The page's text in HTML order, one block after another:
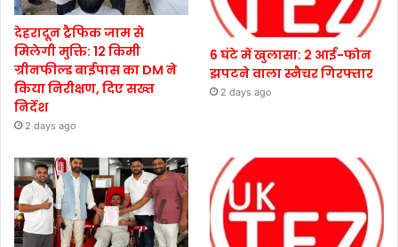
देहरादून ट्रैफिक जाम से
मिलेगी मुक्ति: 12 किमी
ग्रीनफील्ड बाईपास का DM ने
किया निरीक्षण, दिए सख्त
निर्देश
2 days ago
6 घंटे में खुलासा: 2 आई-फोन
झपटने वाला स्नैचर गिरफ्तार
2 days ago